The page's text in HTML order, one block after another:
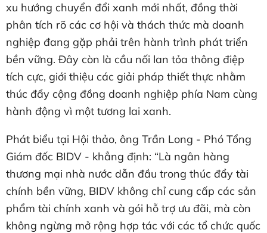
xu hướng chuyển đổi xanh mới nhất, đồng thời
phân tích rõ các cơ hội và thách thức mà doanh
nghiệp đang gặp phải trên hành trình phát triển
bền vững. Đây còn là cầu nối lan tỏa thông điệp
tích cực, giới thiệu các giải pháp thiết thực nhằm
thúc đẩy cộng đồng doanh nghiệp phía Nam cùng
hành động vì một tương lai xanh.
Phát biểu tại Hội thảo, ông Trần Long - Phó Tổng
Giám đốc BIDV - khẳng định: “Là ngân hàng
thương mại nhà nước dẫn đầu trong thúc đẩy tài
chính bền vững, BIDV không chỉ cung cấp các sản
phẩm tài chính xanh và gói hỗ trợ ưu đãi, mà còn
không ngừng mở rộng hợp tác với các tổ chức quốc